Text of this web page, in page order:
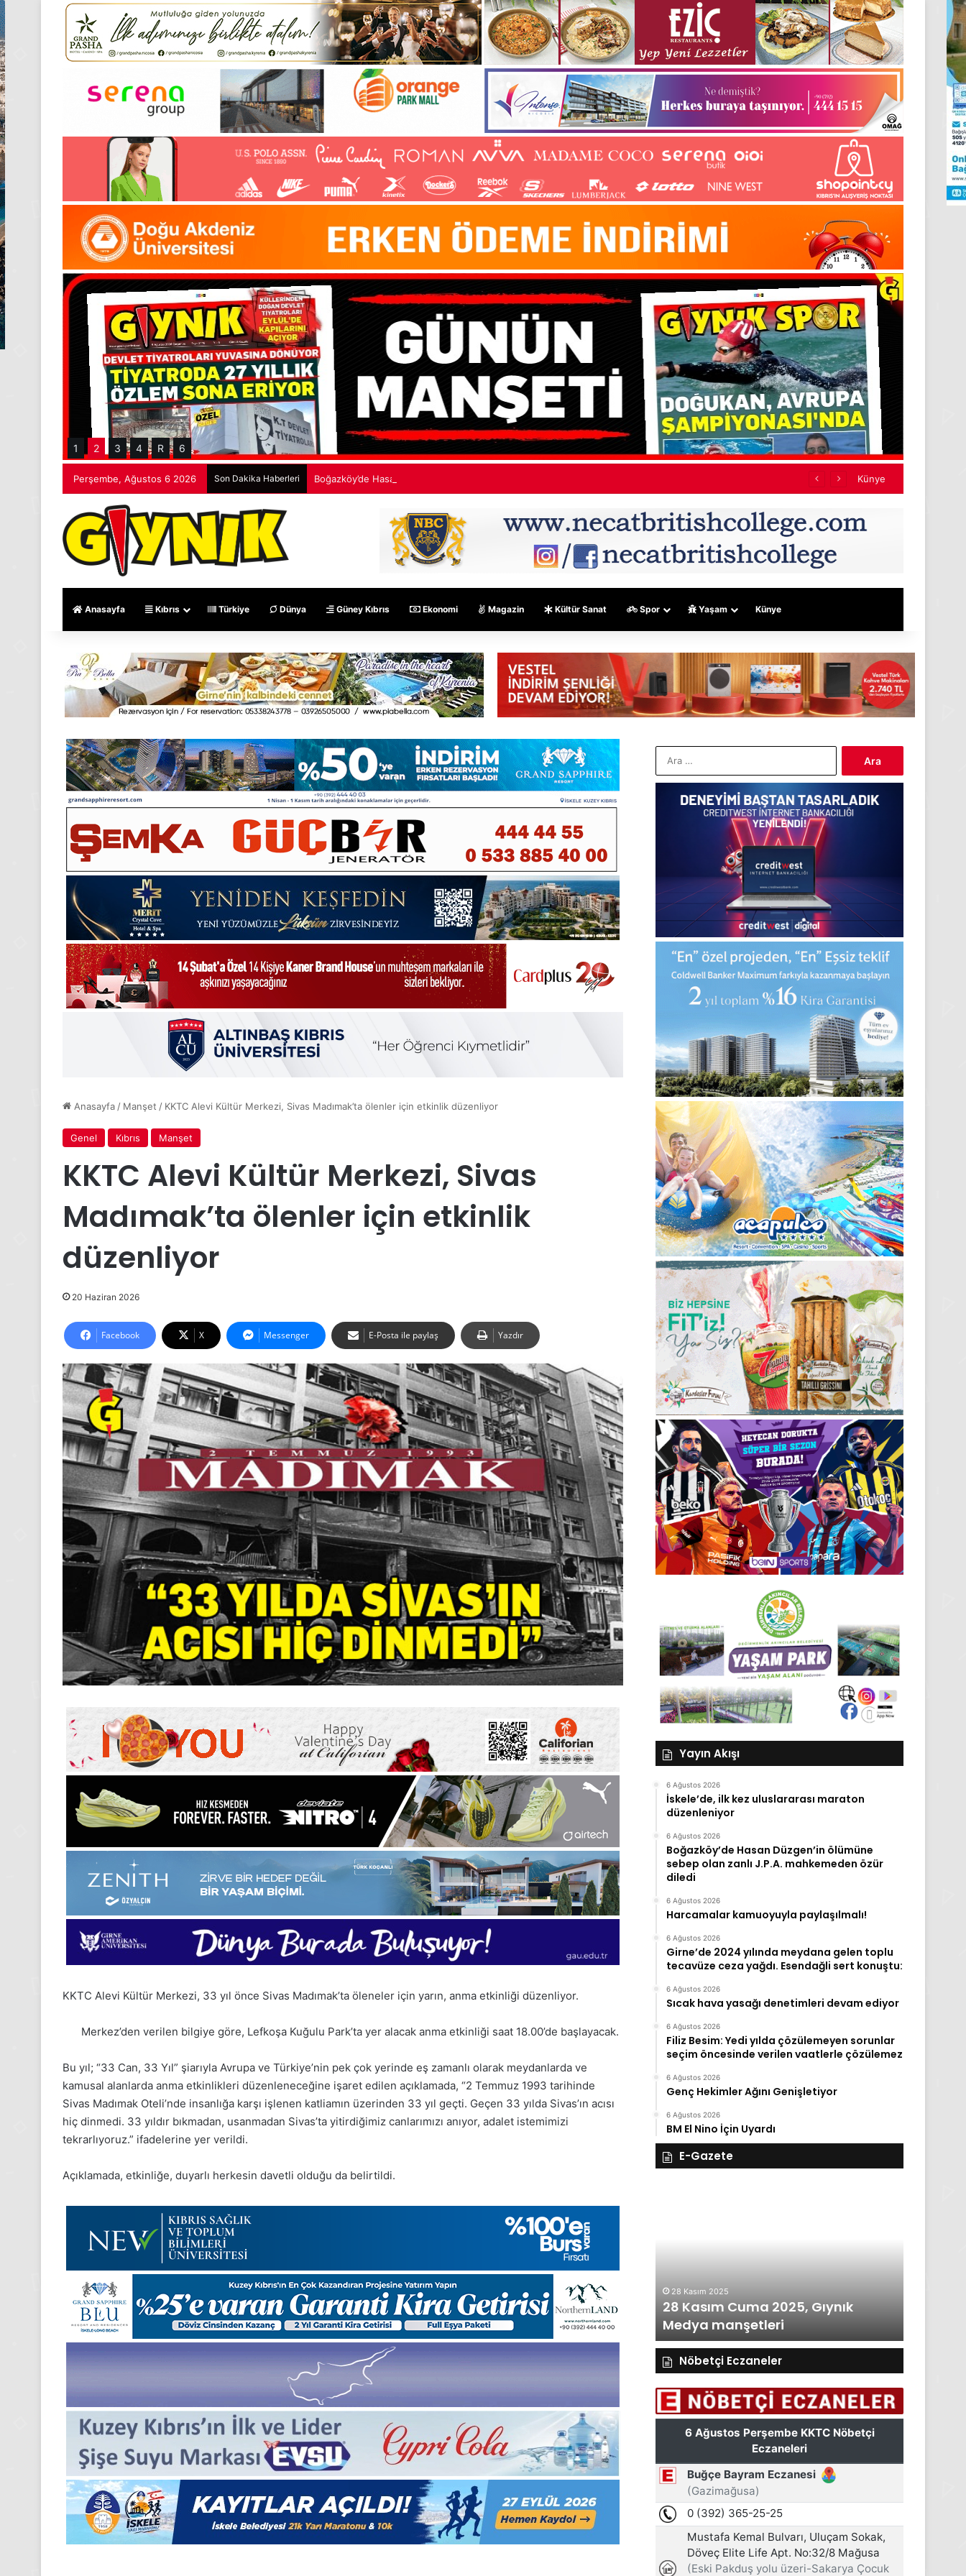
1 2 3 4 R 6
Perşembe, Ağustos 6 2026 Son Dakika Haberleri Boğazköy’de Hasan Düzgen’in ölümüne sebep olan zanlı J.P.A. mahkemeden özür diledi Künye
Anasayfa Kıbrıs Türkiye Dünya Güney Kıbrıs Ekonomi Magazin Kültür Sanat Spor Yaşam Künye
Anasayfa / Manşet / KKTC Alevi Kültür Merkezi, Sivas Madımak’ta ölenler için etkinlik düzenliyor
Genel Kıbrıs Manşet
KKTC Alevi Kültür Merkezi, Sivas
Madımak’ta ölenler için etkinlik
düzenliyor
20 Haziran 2026
Facebook X Messenger E-Posta ile paylaş Yazdır
KKTC Alevi Kültür Merkezi, 33 yıl önce Sivas Madımak’ta öleneler için yarın, anma etkinliği düzenliyor.
Merkez’den verilen bilgiye göre, Lefkoşa Kuğulu Park’ta yer alacak anma etkinliği saat 18.00’de başlayacak.
Bu yıl; “33 Can, 33 Yıl” şiarıyla Avrupa ve Türkiye’nin pek çok yerinde eş zamanlı olarak meydanlarda ve
kamusal alanlarda anma etkinlikleri düzenleneceğine işaret edilen açıklamada, “2 Temmuz 1993 tarihinde
Sivas Madımak Oteli’nde insanlığa karşı işlenen katliamın üzerinden 33 yıl geçti. Geçen 33 yılda Sivas’ın acısı
hiç dinmedi. 33 yıldır bıkmadan, usanmadan Sivas’ta yitirdiğimiz canlarımızı anıyor, adalet istemimizi
tekrarlıyoruz.” ifadelerine yer verildi.
Açıklamada, etkinliğe, duyarlı herkesin davetli olduğu da belirtildi.
Yayın Akışı
6 Ağustos 2026
İskele’de, ilk kez uluslararası maraton
düzenleniyor
6 Ağustos 2026
Boğazköy’de Hasan Düzgen’in ölümüne
sebep olan zanlı J.P.A. mahkemeden özür
diledi
6 Ağustos 2026
Harcamalar kamuoyuyla paylaşılmalı!
6 Ağustos 2026
Girne’de 2024 yılında meydana gelen toplu
tecavüze ceza yağdı. Esendağli sert konuştu:
6 Ağustos 2026
Sıcak hava yasağı denetimleri devam ediyor
6 Ağustos 2026
Filiz Besim: Yedi yılda çözülemeyen sorunlar
seçim öncesinde verilen vaatlerle çözülemez
6 Ağustos 2026
Genç Hekimler Ağını Genişletiyor
6 Ağustos 2026
BM El Nino İçin Uyardı
E-Gazete
Kasım
Pazartesi
2025,
Gıynık
Medya
24 Kasım 2025
24 Kasım Pazartesi 2025, Gıynık
Medya manşetleri
Aralık
manşetleri
1 Aralık 2025
1 Aralık Pazartesi 2025, Gıynık
Medya manşetleri
28 Kasım 2025
28 Kasım Cuma 2025, Gıynık
Medya manşetleri
Nöbetçi Eczaneler